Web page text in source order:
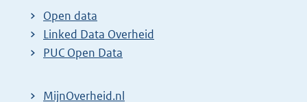
t
e
r
Open data
Linked Data Overheid
PUC Open Data
MijnOverheid.nl